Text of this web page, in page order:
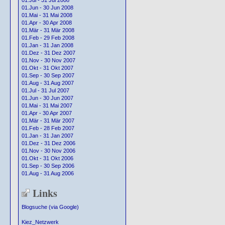
01.Jun - 30 Jun 2008
01.Mai - 31 Mai 2008
01.Apr - 30 Apr 2008
01.Mär - 31 Mär 2008
01.Feb - 29 Feb 2008
01.Jan - 31 Jan 2008
01.Dez - 31 Dez 2007
01.Nov - 30 Nov 2007
01.Okt - 31 Okt 2007
01.Sep - 30 Sep 2007
01.Aug - 31 Aug 2007
01.Jul - 31 Jul 2007
01.Jun - 30 Jun 2007
01.Mai - 31 Mai 2007
01.Apr - 30 Apr 2007
01.Mär - 31 Mär 2007
01.Feb - 28 Feb 2007
01.Jan - 31 Jan 2007
01.Dez - 31 Dez 2006
01.Nov - 30 Nov 2006
01.Okt - 31 Okt 2006
01.Sep - 30 Sep 2006
01.Aug - 31 Aug 2006
Links
Blogsuche (via Google)
Kiez_Netzwerk